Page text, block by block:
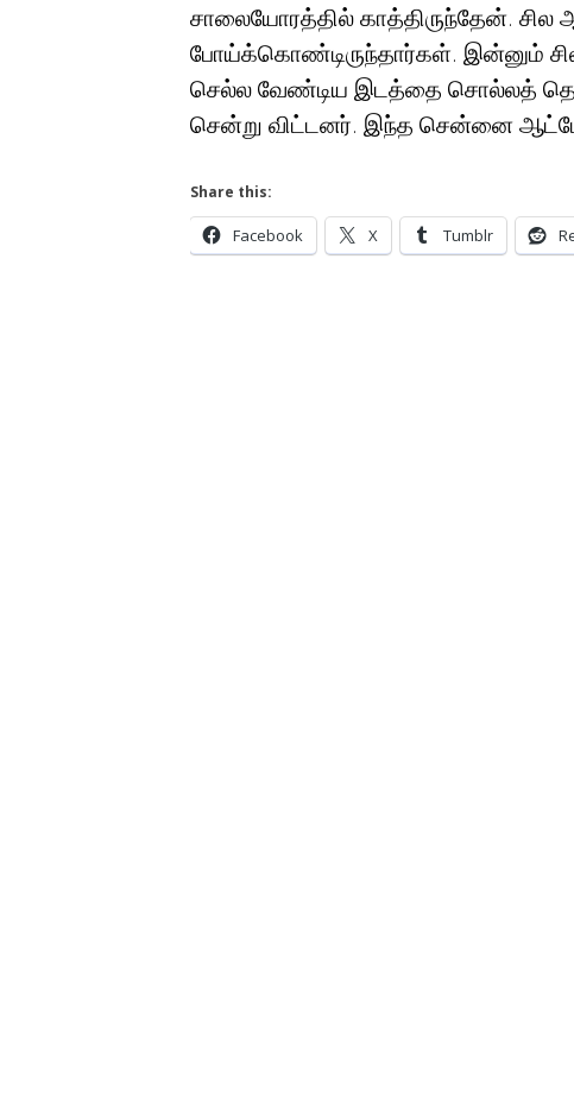
சாலையோரத்தில் காத்திருந்தேன்.
போய்க்கொண்டிருந்தார்கள். இன்னும்
செல்ல வேண்டிய இடத்தை சொல்லத்
சென்று விட்டனர். இந்த சென்னை
Share this:
Facebook X Tumblr